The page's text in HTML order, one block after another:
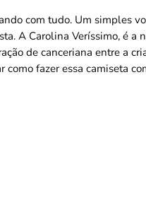
com tudo. Um simples
A Carolina Veríssimo, é a
de canceriana entre a
fazer essa camiseta